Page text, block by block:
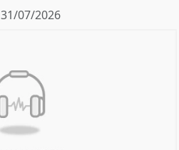
31/07/2026